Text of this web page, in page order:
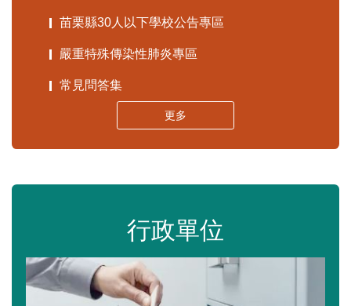
苗栗縣30人以下學校公告專區
嚴重特殊傳染性肺炎專區
常見問答集
更多
行政單位